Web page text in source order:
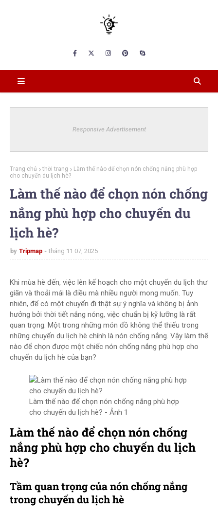
Responsive Advertisement
Trang chủ thời trang
Làm thế nào để chọn nón chống nắng phù hợp
cho chuyến du lịch hè?
Làm thế nào để chọn nón chống
nắng phù hợp cho chuyến du
lịch hè?
by Tripmap tháng 11 07, 2025
Khi mùa hè đến, việc lên kế hoạch cho một chuyến du lịch thư
giãn và thoải mái là điều mà nhiều người mong muốn. Tuy
nhiên, để có một chuyến đi thật sự ý nghĩa và không bị ảnh
hưởng bởi thời tiết nắng nóng, việc chuẩn bị kỹ lưỡng là rất
quan trọng. Một trong những món đồ không thể thiếu trong
những chuyến du lịch hè chính là nón chống nắng. Vậy làm thế
nào để chọn được một chiếc nón chống nắng phù hợp cho
chuyến du lịch hè của bạn?
Làm thế nào để chọn nón chống nắng phù hợp
cho chuyến du lịch hè? - Ảnh 1
Làm thế nào để chọn nón chống
nắng phù hợp cho chuyến du lịch
hè?
Tầm quan trọng của nón chống nắng
trong chuyến du lịch hè